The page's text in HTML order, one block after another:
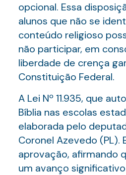
opcional. Essa
alunos que não se
conteúdo religioso
não participar, em
liberdade de crença
Constituição Federal.
A Lei Nº 11.935, que
Bíblia nas escolas
elaborada pelo
Coronel Azevedo (PL).
aprovação, afirmando
um avanço